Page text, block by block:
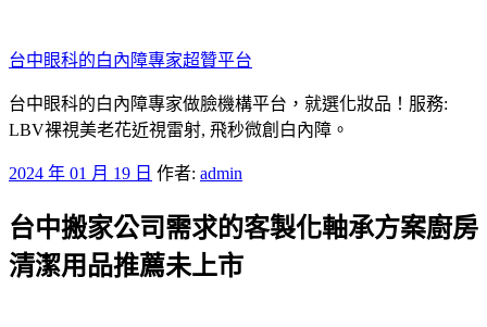
至
主
要
內
台中眼科的白內障專家超贊平台
台中眼科的白內障專家做臉機構平台，就選化妝品！服務:
LBV裸視美老花近視雷射, 飛秒微創白內障。
發
於
2024 年 01 月 19 日 作者: admin
台中搬家公司需求的客製化軸承方案廚房
清潔用品推薦未上市